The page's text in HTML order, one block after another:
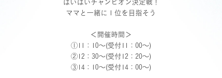
はいはいチャンピオン決定戦！
ママと一緒に１位を目指そう
＜開催時間＞
①11：10～(受付11：00～)
②12：30～(受付12：20～)
③14：10～(受付14：00～)